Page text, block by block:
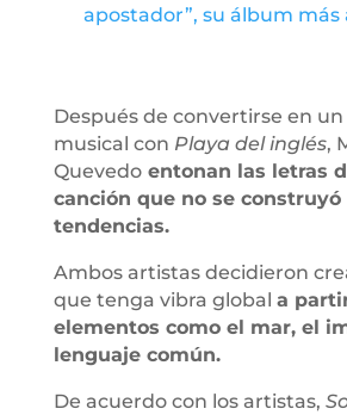
apostador”, su álbum más
Después de convertirse en
musical con Playa del inglés,
Quevedoentonan las letras
canción que no se
tendencias.
Ambos artistas decidieron
que tenga vibra global a
elementos como el mar, el
lenguaje común.
De acuerdo con los artistas,